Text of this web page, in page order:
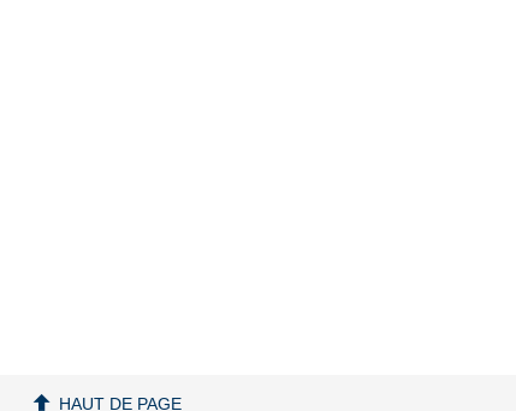
HAUT DE PAGE